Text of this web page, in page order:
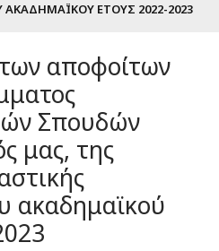
ΈΤΟΥΣ 2022-2023
αποφοίτων
Σπουδών
μας, της
ακαδημαϊκού